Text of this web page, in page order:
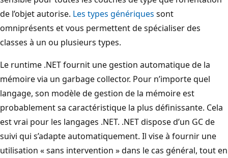
de l’objet autorise. Les types génériques sont
omniprésents et vous permettent de spécialiser des
classes à un ou plusieurs types.
Le runtime .NET fournit une gestion automatique de la
mémoire via un garbage collector. Pour n’importe quel
langage, son modèle de gestion de la mémoire est
probablement sa caractéristique la plus définissante. Cela
est vrai pour les langages .NET. .NET dispose d’un GC de
suivi qui s’adapte automatiquement. Il vise à fournir une
utilisation « sans intervention » dans le cas général, tout en